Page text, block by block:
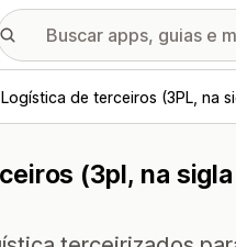
Logística de terceiros (3PL, na
(3pl, na